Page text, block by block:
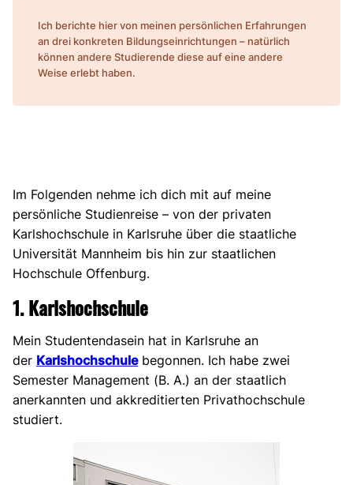
Ich berichte hier von meinen persönlichen Erfahrungen
an drei konkreten Bildungseinrichtungen – natürlich
können andere Studierende diese auf eine andere
Weise erlebt haben.
Im Folgenden nehme ich dich mit auf meine
persönliche Studienreise – von der privaten
Karlshochschule in Karlsruhe über die staatliche
Universität Mannheim bis hin zur staatlichen
Hochschule Offenburg.
1. Karlshochschule
Mein Studentendasein hat in Karlsruhe an
der Karlshochschulebegonnen. Ich habe zwei
Semester Management (B. A.) an der staatlich
anerkannten und akkreditierten Privathochschule
studiert.